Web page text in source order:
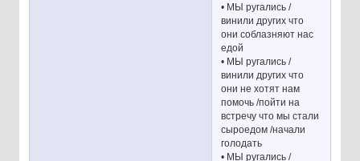
• МЫ ругались /
винили других что
они соблазняют нас
едой
• МЫ ругались /
винили других что
они не хотят нам
помочь /пойти на
встречу что мы стали
сыроедом /начали
голодать
• МЫ ругались /